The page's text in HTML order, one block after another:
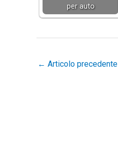
per auto
← Articolo precedente